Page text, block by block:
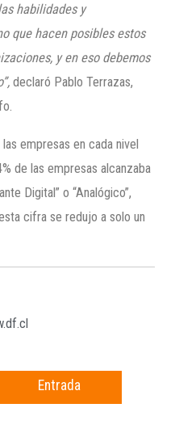
habilidades y
que hacen posibles estos
y en eso debemos
declaró Pablo Terrazas,
empresas en cada nivel
de las empresas alcanzaba
Digital” o “Analógico”,
cifra se redujo a solo un
Entrada